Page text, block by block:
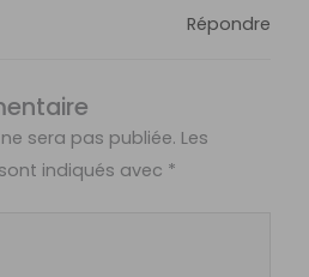
Répondre
sera pas publiée. Les
indiqués avec *